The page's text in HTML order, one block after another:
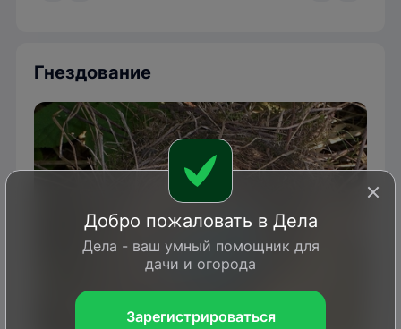
Гнездование
Добро пожаловать в Дела
Дела - ваш умный помощник для
дачи и огорода
Зарегистрироваться